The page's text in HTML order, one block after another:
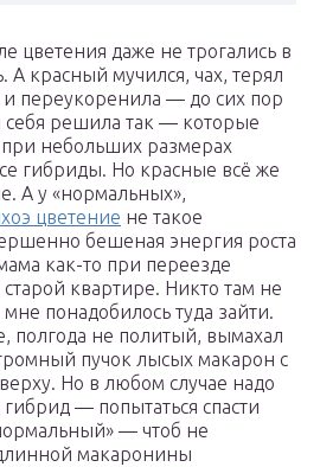
цветения даже не трогались в
А красный мучился, чах, терял
и переукоренила — до сих пор
себя решила так — которые
небольших размерах
гибриды. Но красные всё же
А у «нормальных»,
цветение не такое
бешеная энергия роста
как-то при переезде
квартире. Никто там не
понадобилось туда зайти.
полгода не политый, вымахал
пучок лысых макарон с
Но в любом случае надо
— попытаться спасти
— чтоб не
макаронины